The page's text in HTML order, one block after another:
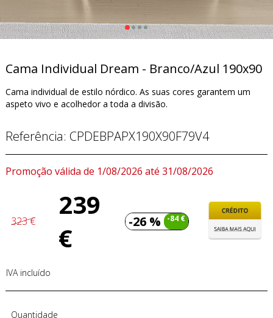
Cama Individual Dream - Branco/Azul 190x90
Cama individual de estilo nórdico. As suas cores garantem um
aspeto vivo e acolhedor a toda a divisão.
Referência: CPDEBPAPX190X90F79V4
Promoção válida de 1/08/2026 até 31/08/2026
323 €
239
€
-26 % -84 €
IVA incluído
Quantidade